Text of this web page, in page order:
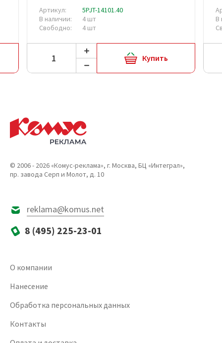
Артикул:
5PJT-14101.40
В наличии:
4 шт
Свободно:
4 шт
Купить
В
© 2006 - 2026 «Комус-реклама», г. Москва, БЦ «Интеграл»,
пр. завода Серп и Молот, д. 10
reklama@komus.net
8 (495) 225-23-01
О компании
Нанесение
Обработка персональных данных
Контакты